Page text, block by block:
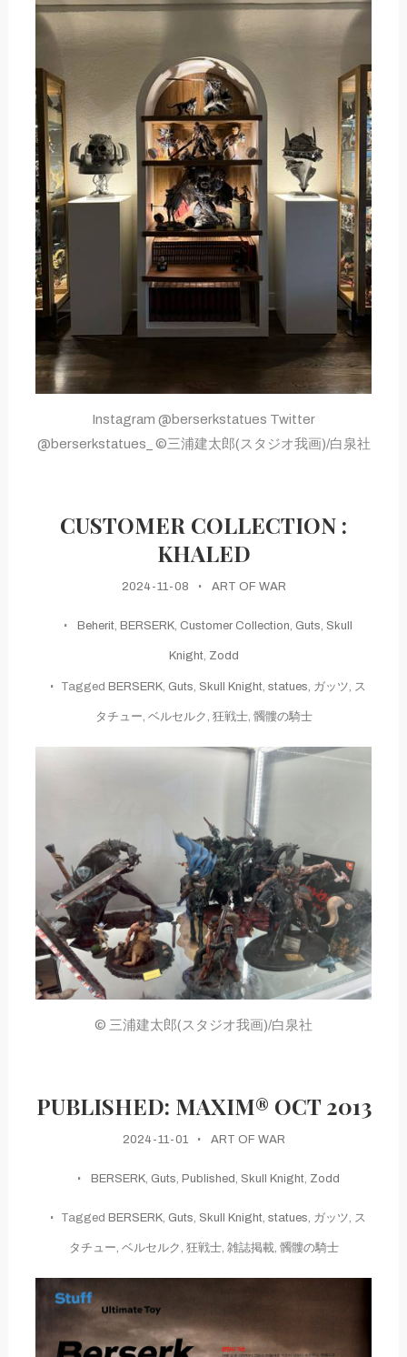
Instagram @berserkstatues Twitter
@berserkstatues_ ©三浦建太郎(スタジオ我画)/白泉社
CUSTOMER COLLECTION :
KHALED
2024-11-08 ART OF WAR
Beherit, BERSERK, Customer Collection, Guts, Skull
Knight, Zodd
Tagged BERSERK, Guts, Skull Knight, statues, ガッツ, ス
タチュー, ベルセルク , 狂戦士, 髑髏の騎士
© 三浦建太郎(スタジオ我画)/白泉社
PUBLISHED: MAXIM® OCT 2013
2024-11-01 ART OF WAR
BERSERK, Guts Published Skull Knight, Zodd
Tagged BERSERK Guts Skull Knight statues ガッツ ス
タチュー ベルセルク 狂戦士, 雑誌掲載, 髑髏の騎士